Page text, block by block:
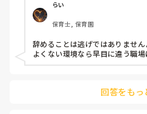
仕方ないよね
もう何も言わずに
子どもの言いなりになればいいん
などいう意見で…
上の先生に相談することは難し
最後の職場にしようと思っていま
らい
保育士, 保育園
辞めることは逃げではありません
よくない環境なら早目に違う職場
回答をもっ